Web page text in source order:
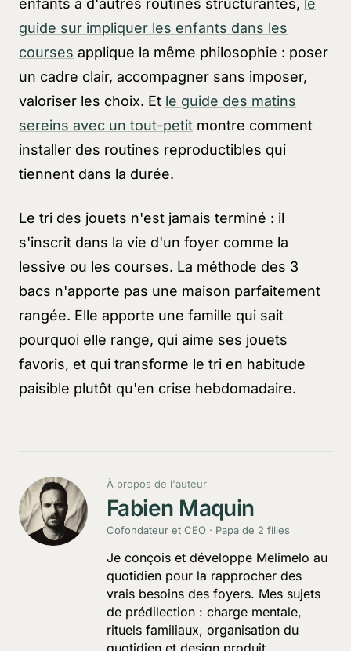
enfants à d'autres routines structurantes, le
guide sur impliquer les enfants dans les
courses applique la même philosophie : poser
un cadre clair, accompagner sans imposer,
valoriser les choix. Et le guide des matins
sereins avec un tout-petit montre comment
installer des routines reproductibles qui
tiennent dans la durée.
Le tri des jouets n'est jamais terminé : il
s'inscrit dans la vie d'un foyer comme la
lessive ou les courses. La méthode des 3
bacs n'apporte pas une maison parfaitement
rangée. Elle apporte une famille qui sait
pourquoi elle range, qui aime ses jouets
favoris, et qui transforme le tri en habitude
paisible plutôt qu'en crise hebdomadaire.
À propos de l'auteur
Fabien Maquin
Cofondateur et CEO · Papa de 2 filles
Je conçois et développe Melimelo au
quotidien pour la rapprocher des
vrais besoins des foyers. Mes sujets
de prédilection : charge mentale,
rituels familiaux, organisation du